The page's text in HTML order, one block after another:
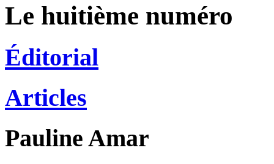
Le huitième numéro
Éditorial
Articles
Pauline Amar